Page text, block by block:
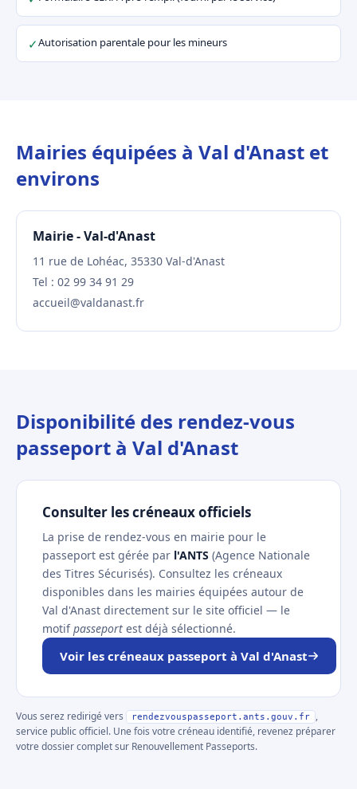
✓Autorisation parentale pour les mineurs
Mairies équipées à Val d'Anast et
environs
Mairie - Val-d'Anast
11 rue de Lohéac, 35330 Val-d'Anast
Tel : 02 99 34 91 29
accueil@valdanast.fr
Disponibilité des rendez-vous
passeport à Val d'Anast
Consulter les créneaux officiels
La prise de rendez-vous en mairie pour le
passeport est gérée par l'ANTS (Agence Nationale
des Titres Sécurisés). Consultez les créneaux
disponibles dans les mairies équipées autour de
Val d'Anast directement sur le site officiel — le
motifpasseport est déjà sélectionné.
Voir les créneaux passeport à Val d'Anast
Vous serez redirigé vers rendezvouspasseport.ants.gouv.fr
,
service public officiel. Une fois votre créneau identifié, revenez préparer
votre dossier complet sur Renouvellement Passeports.